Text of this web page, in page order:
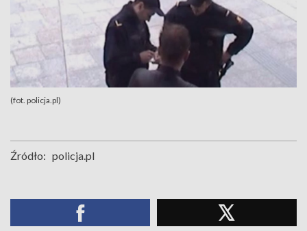
(fot. policja.pl)
Źródło: policja.pl